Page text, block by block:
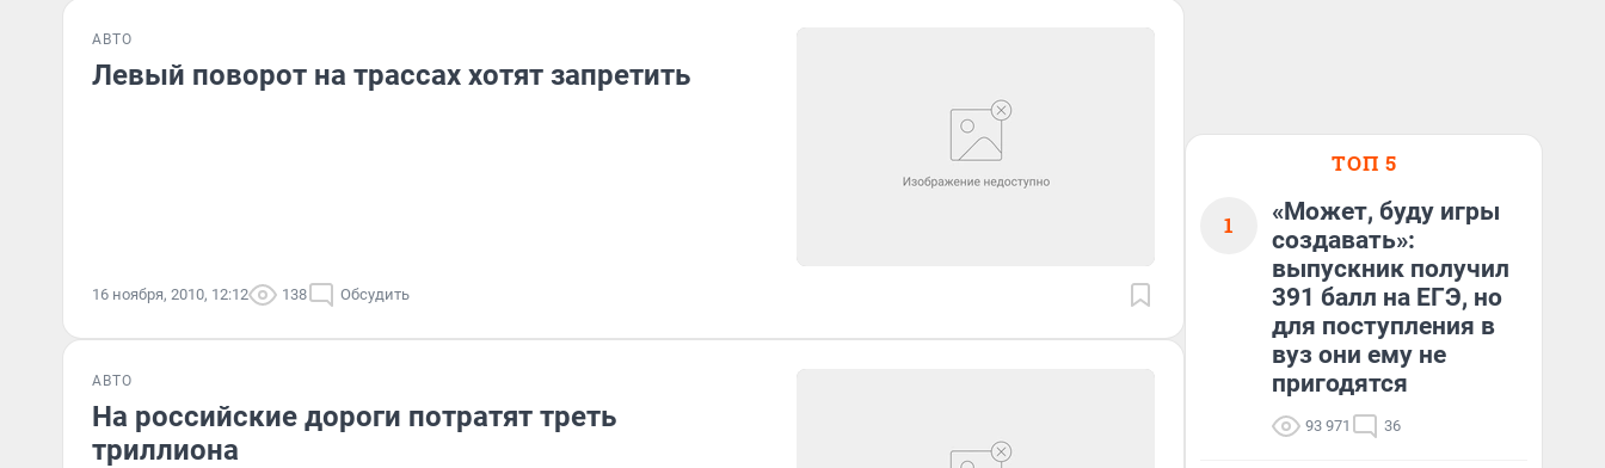
АВТО
Левый поворот на трассах хотят запретить
16 ноября, 2010, 12:12 138 Обсудить
АВТО
На российские дороги потратят треть
триллиона
ТОП 5
1
«Может, буду игры
создавать»:
выпускник получил
391 балл на ЕГЭ, но
для поступления в
вуз они ему не
пригодятся
93 971 36